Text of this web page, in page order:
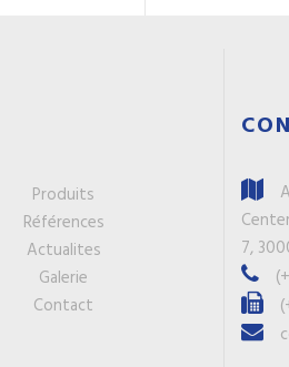
Produits
Références
Actualites
Galerie
Contact
7,